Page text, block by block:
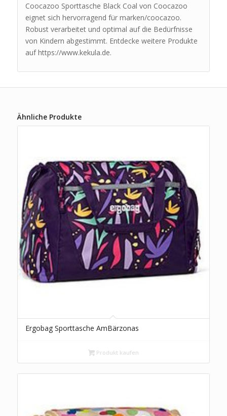
Coocazoo Sporttasche Black Coal von Coocazoo
eignet sich hervorragend für marken/coocazoo.
Robust verarbeitet und optimal auf die Bedürfnisse
von Kindern abgestimmt. Entdecke weitere Produkte
auf https://www.kekula.de.
Ähnliche Produkte
Ergobag Sporttasche AmBärzonas
Produkt kaufen